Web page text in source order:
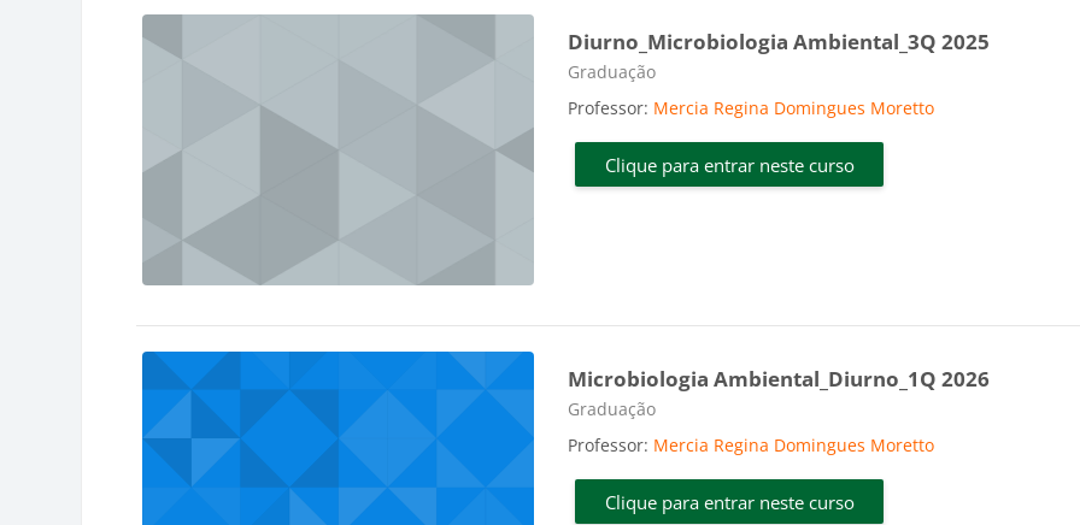
Diurno_Microbiologia Ambiental_3Q 2025
Categoria do curso
Graduação
Professor: Mercia Regina Domingues Moretto
Clique para entrar neste curso
Microbiologia Ambiental_Diurno_1Q 2026
Categoria do curso
Graduação
Professor: Mercia Regina Domingues Moretto
Clique para entrar neste curso